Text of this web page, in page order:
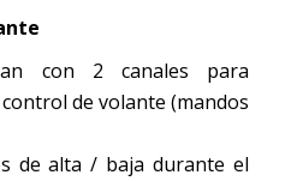
con 2 canales para
de volante (mandos
de alta / baja durante el